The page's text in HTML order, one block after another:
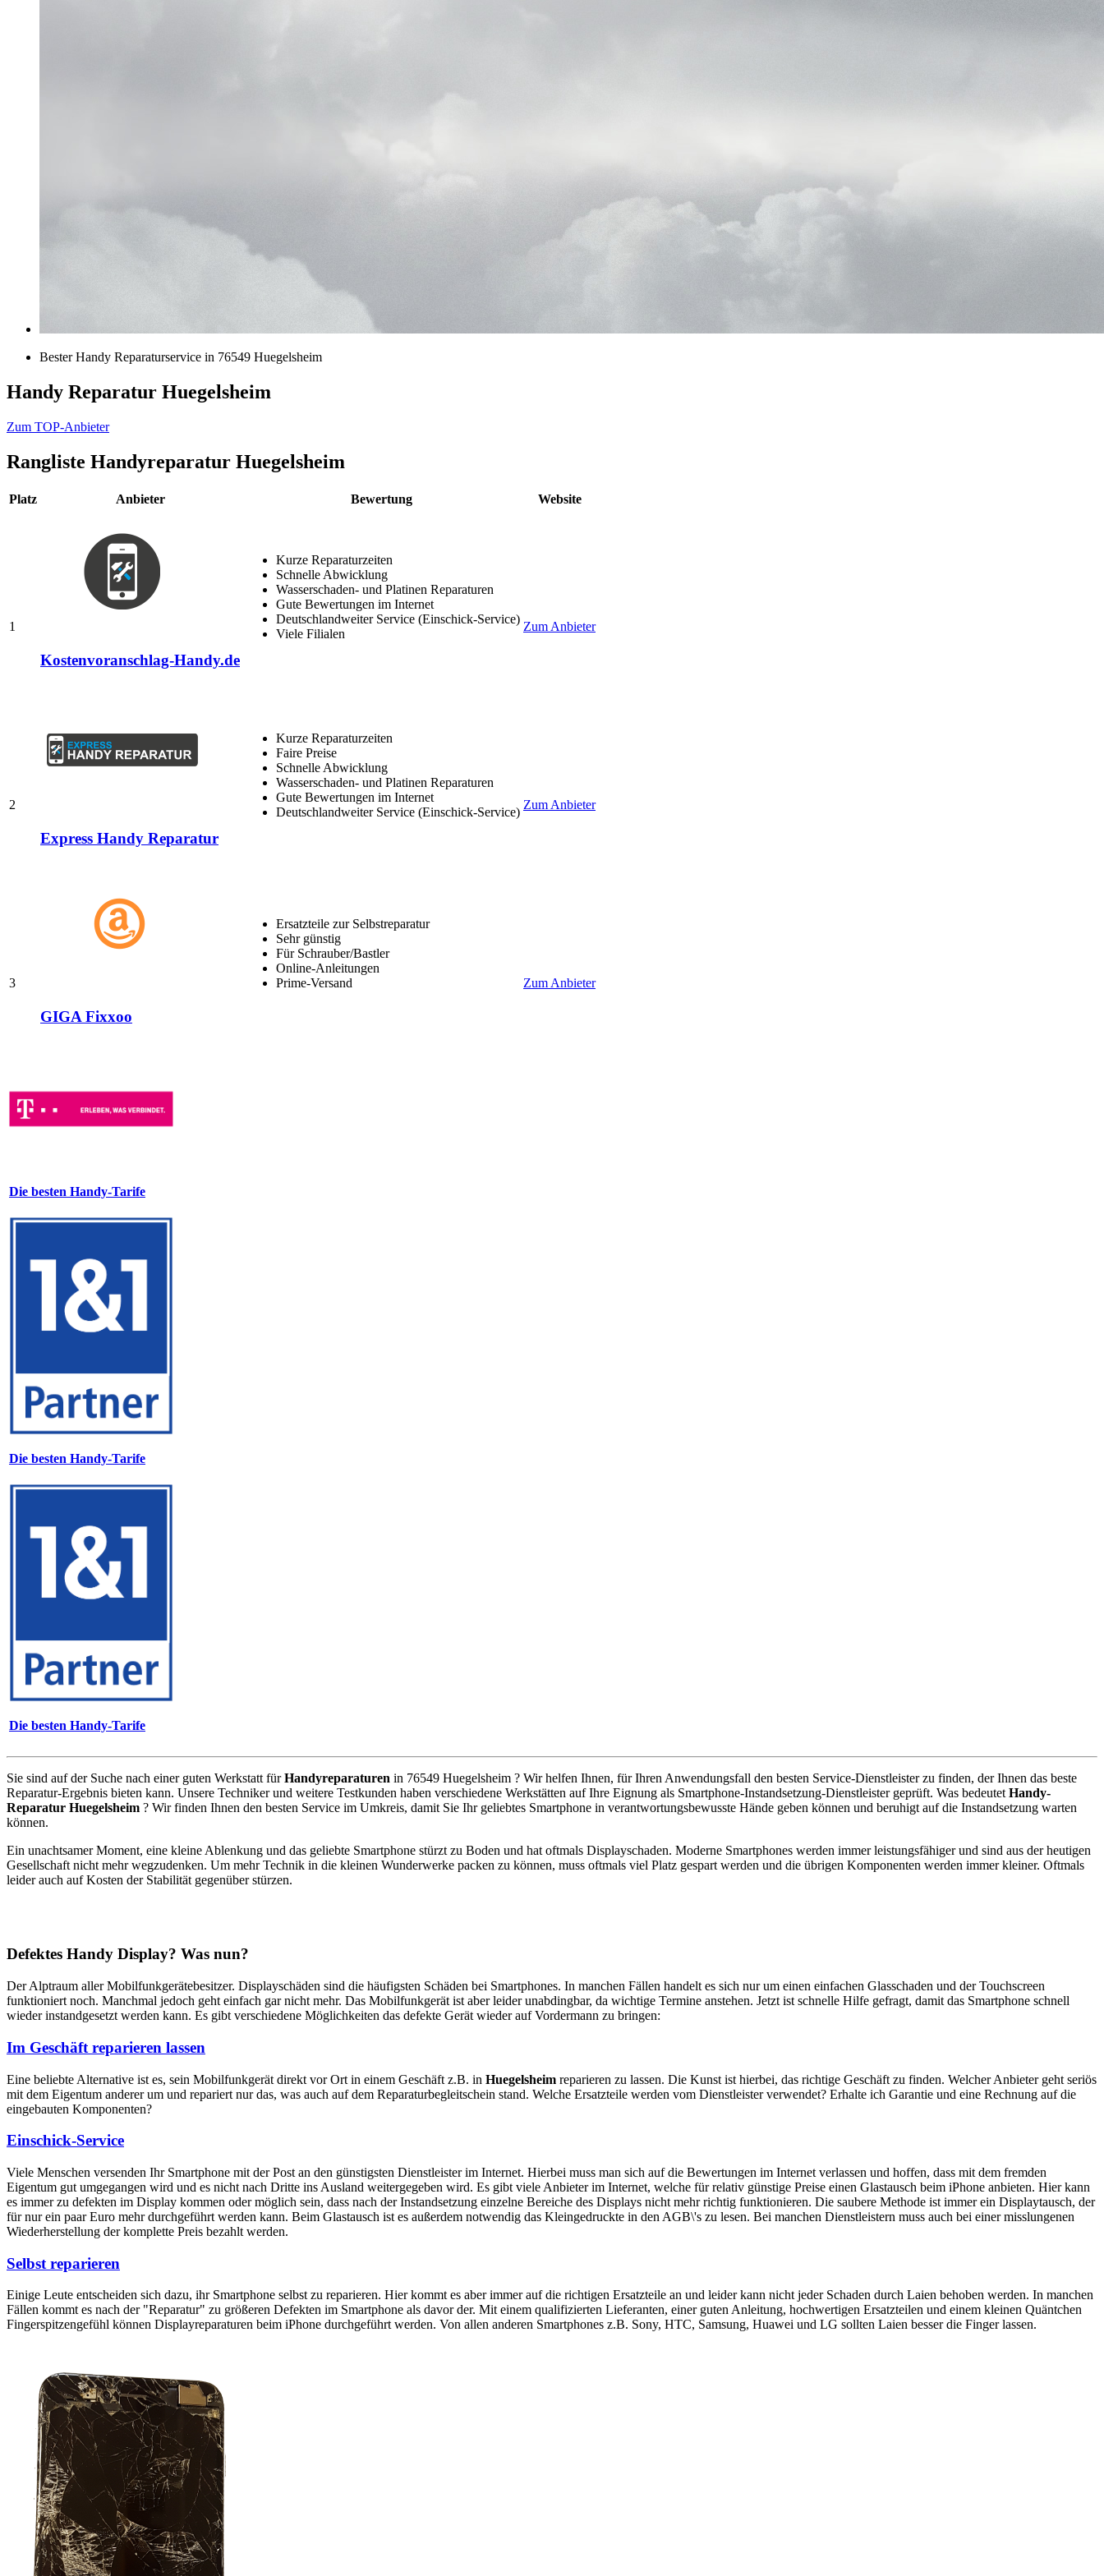
Bester Handy Reparaturservice in 76549 Huegelsheim
Handy Reparatur Huegelsheim
Zum TOP-Anbieter
Rangliste Handyreparatur Huegelsheim
Platz Anbieter Bewertung Website
1
Kostenvoranschlag-Handy.de
Kurze Reparaturzeiten
Schnelle Abwicklung
Wasserschaden- und Platinen Reparaturen
Gute Bewertungen im Internet
Deutschlandweiter Service (Einschick-Service)
Viele Filialen
Zum Anbieter
2
Express Handy Reparatur
Kurze Reparaturzeiten
Faire Preise
Schnelle Abwicklung
Wasserschaden- und Platinen Reparaturen
Gute Bewertungen im Internet
Deutschlandweiter Service (Einschick-Service)
Zum Anbieter
3
GIGA Fixxoo
Ersatzteile zur Selbstreparatur
Sehr günstig
Für Schrauber/Bastler
Online-Anleitungen
Prime-Versand
Zum Anbieter
Die besten Handy-Tarife
Die besten Handy-Tarife
Die besten Handy-Tarife
Sie sind auf der Suche nach einer guten Werkstatt fürHandyreparaturen in 76549 Huegelsheim ? Wir helfen Ihnen, für Ihren Anwendungsfall den besten Service-Dienstleister zu finden, der Ihnen das beste
Reparatur-Ergebnis bieten kann. Unsere Techniker und weitere Testkunden haben verschiedene Werkstätten auf Ihre Eignung als Smartphone-Instandsetzung-Dienstleister geprüft. Was bedeutet Handy-
Reparatur Huegelsheim ? Wir finden Ihnen den besten Service im Umkreis, damit Sie Ihr geliebtes Smartphone in verantwortungsbewusste Hände geben können und beruhigt auf die Instandsetzung warten
können.
Ein unachtsamer Moment, eine kleine Ablenkung und das geliebte Smartphone stürzt zu Boden und hat oftmals Displayschaden. Moderne Smartphones werden immer leistungsfähiger und sind aus der heutigen
Gesellschaft nicht mehr wegzudenken. Um mehr Technik in die kleinen Wunderwerke packen zu können, muss oftmals viel Platz gespart werden und die übrigen Komponenten werden immer kleiner. Oftmals
leider auch auf Kosten der Stabilität gegenüber stürzen.
Defektes Handy Display? Was nun?
Der Alptraum aller Mobilfunkgerätebesitzer. Displayschäden sind die häufigsten Schäden bei Smartphones. In manchen Fällen handelt es sich nur um einen einfachen Glasschaden und der Touchscreen
funktioniert noch. Manchmal jedoch geht einfach gar nicht mehr. Das Mobilfunkgerät ist aber leider unabdingbar, da wichtige Termine anstehen. Jetzt ist schnelle Hilfe gefragt, damit das Smartphone schnell
wieder instandgesetzt werden kann. Es gibt verschiedene Möglichkeiten das defekte Gerät wieder auf Vordermann zu bringen:
Im Geschäft reparieren lassen
Eine beliebte Alternative ist es, sein Mobilfunkgerät direkt vor Ort in einem Geschäft z.B. in Huegelsheim reparieren zu lassen. Die Kunst ist hierbei, das richtige Geschäft zu finden. Welcher Anbieter geht seriös
mit dem Eigentum anderer um und repariert nur das, was auch auf dem Reparaturbegleitschein stand. Welche Ersatzteile werden vom Dienstleister verwendet? Erhalte ich Garantie und eine Rechnung auf die
eingebauten Komponenten?
Einschick-Service
Viele Menschen versenden Ihr Smartphone mit der Post an den günstigsten Dienstleister im Internet. Hierbei muss man sich auf die Bewertungen im Internet verlassen und hoffen, dass mit dem fremden
Eigentum gut umgegangen wird und es nicht nach Dritte ins Ausland weitergegeben wird. Es gibt viele Anbieter im Internet, welche für relativ günstige Preise einen Glastausch beim iPhone anbieten. Hier kann
es immer zu defekten im Display kommen oder möglich sein, dass nach der Instandsetzung einzelne Bereiche des Displays nicht mehr richtig funktionieren. Die saubere Methode ist immer ein Displaytausch, der
für nur ein paar Euro mehr durchgeführt werden kann. Beim Glastausch ist es außerdem notwendig das Kleingedruckte in den AGB\'s zu lesen. Bei manchen Dienstleistern muss auch bei einer misslungenen
Wiederherstellung der komplette Preis bezahlt werden.
Selbst reparieren
Einige Leute entscheiden sich dazu, ihr Smartphone selbst zu reparieren. Hier kommt es aber immer auf die richtigen Ersatzteile an und leider kann nicht jeder Schaden durch Laien behoben werden. In manchen
Fällen kommt es nach der "Reparatur" zu größeren Defekten im Smartphone als davor der. Mit einem qualifizierten Lieferanten, einer guten Anleitung, hochwertigen Ersatzteilen und einem kleinen Quäntchen
Fingerspitzengefühl können Displayreparaturen beim iPhone durchgeführt werden. Von allen anderen Smartphones z.B. Sony, HTC, Samsung, Huawei und LG sollten Laien besser die Finger lassen.